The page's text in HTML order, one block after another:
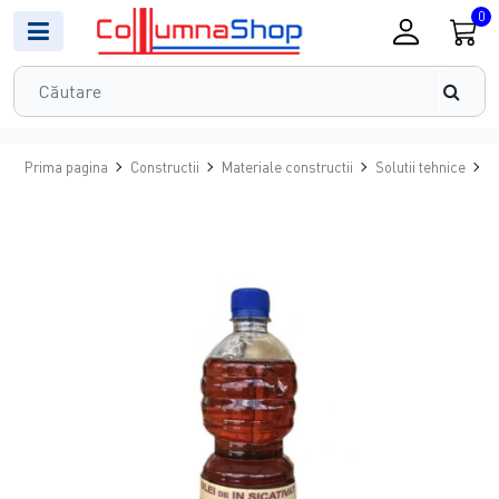
0
Prima pagina Constructii Materiale constructii Solutii tehnice